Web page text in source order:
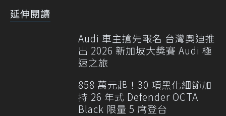
延伸閱讀
Audi 車主搶先報名 台灣奧迪推
出 2026 新加坡大獎賽 Audi 極
速之旅
858 萬元起！30 項黑化細節加
持 26 年式 Defender OCTA
Black 限量 5 席登台